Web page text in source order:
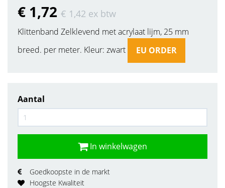
€ 1,72 € 1 ,42 ex btw
Klittenband Zelklevend met acrylaat lijm, 25 mm
breed. per meter. Kleur: zwart
EU ORDER
Aantal
In winkelwagen
Goedkoopste in de markt
Hoogste Kwaliteit